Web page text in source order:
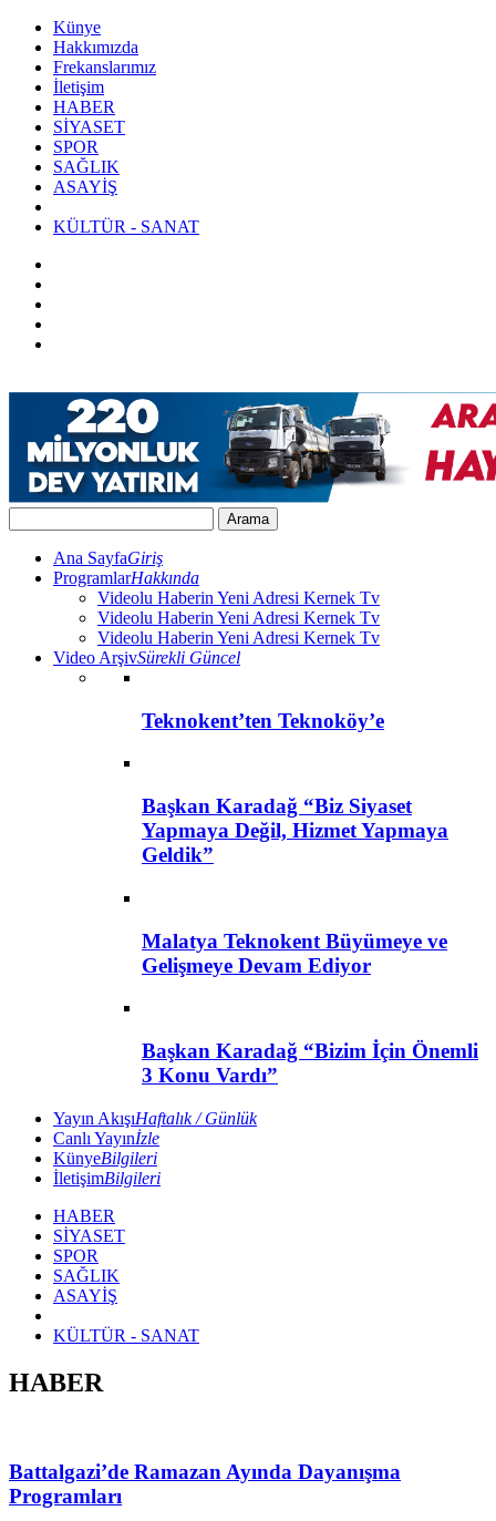
Künye
Hakkımızda
Frekanslarımız
İletişim
HABER
SİYASET
SPOR
SAĞLIK
ASAYİŞ
KÜLTÜR - SANAT
Ana SayfaGiriş
ProgramlarHakkında
Videolu Haberin Yeni Adresi Kernek Tv
Videolu Haberin Yeni Adresi Kernek Tv
Videolu Haberin Yeni Adresi Kernek Tv
Video ArşivSürekli Güncel
Teknokent’ten Teknoköy’e
Başkan Karadağ “Biz Siyaset
Yapmaya Değil, Hizmet Yapmaya
Geldik”
Malatya Teknokent Büyümeye ve
Gelişmeye Devam Ediyor
Başkan Karadağ “Bizim İçin Önemli
3 Konu Vardı”
Yayın AkışıHaftalık / Günlük
Canlı Yayınİzle
KünyeBilgileri
İletişimBilgileri
HABER
SİYASET
SPOR
SAĞLIK
ASAYİŞ
KÜLTÜR - SANAT
HABER
Battalgazi’de Ramazan Ayında Dayanışma
Programları